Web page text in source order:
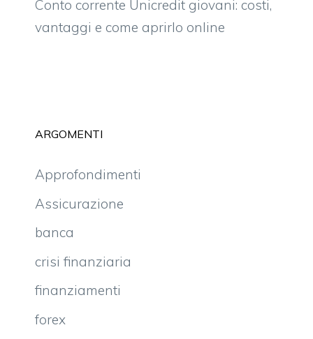
Conto corrente Unicredit giovani: costi,
vantaggi e come aprirlo online
ARGOMENTI
Approfondimenti
Assicurazione
banca
crisi finanziaria
finanziamenti
forex